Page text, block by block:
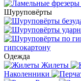
Шуруповёрты
гипсокартону
Одежда
Жилеты
Наколенники